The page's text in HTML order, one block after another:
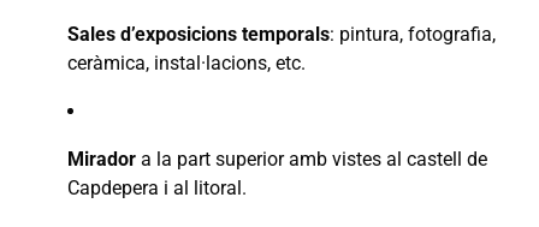
Sales d’exposicions temporals: pintura, fotografia,
ceràmica, instal·lacions, etc.
Mirador a la part superior amb vistes al castell de
Capdepera i al litoral.